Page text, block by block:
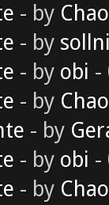
- by
- by
- by obi -
- by
- by
- by obi -
- by